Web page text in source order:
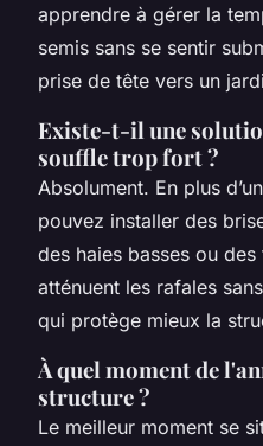
apprendre à gérer la
semis sans se sentir
prise de tête vers un
Existe-t-il une
souffle trop fort ?
Absolument. En plus
pouvez installer des
des haies basses ou
atténuent les rafales
qui protège mieux la
À quel moment de
structure ?
Le meilleur moment se